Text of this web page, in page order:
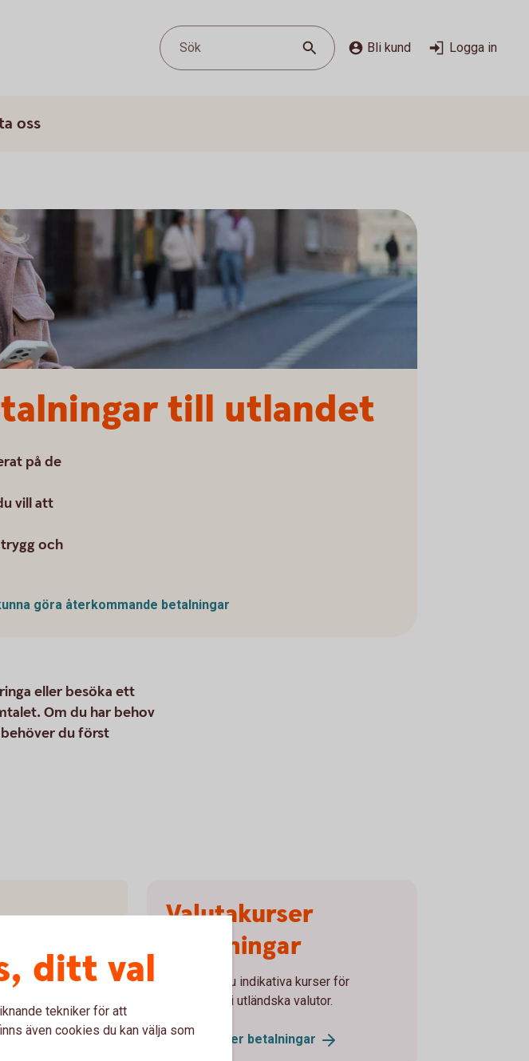
Sök Bli kund Logga in
oss
till utlandet
på de
vill att
och
göra återkommande betalningar
eller besöka ett
Om du har behov
du först
Valutakurser
betalningar
Här finner du indikativa kurser för
betalningar i utländska valutor.
Valutakurser betalningar
ditt val
tekniker för att
även cookies du kan välja som